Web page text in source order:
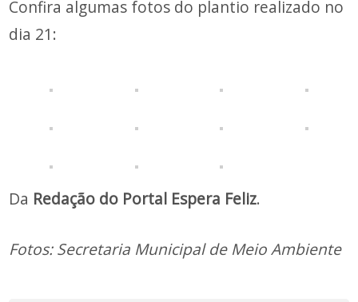
Confira algumas fotos do plantio realizado no
dia 21:
Da Redação do Portal Espera Feliz.
Fotos: Secretaria Municipal de Meio Ambiente